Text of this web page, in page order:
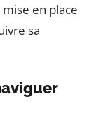
en place
sa